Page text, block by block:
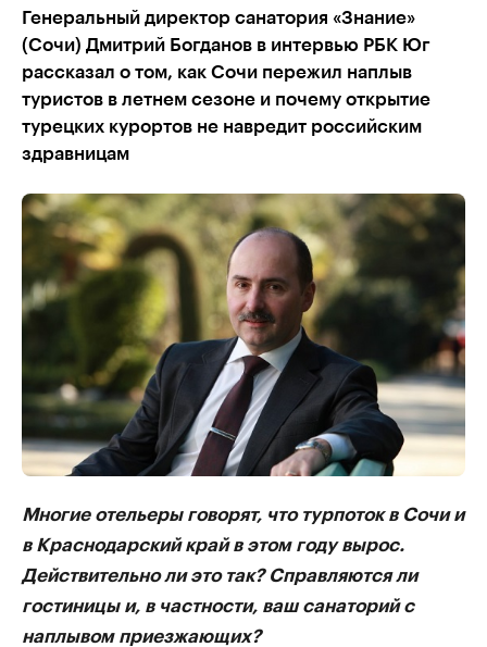
Генеральный директор санатория «Знание»
(Сочи) Дмитрий Богданов в интервью РБК Юг
рассказал о том, как Сочи пережил наплыв
туристов в летнем сезоне и почему открытие
турецких курортов не навредит российским
здравницам
Многие отельеры говорят, что турпоток в Сочи и
в Краснодарский край в этом году вырос.
Действительно ли это так? Справляются ли
гостиницы и, в частности, ваш санаторий с
наплывом приезжающих?